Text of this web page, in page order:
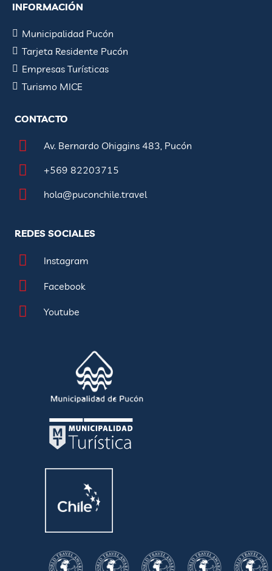
INFORMACIÓN
Municipalidad Pucón
Tarjeta Residente Pucón
Empresas Turísticas
Turismo MICE
CONTACTO
Av. Bernardo Ohiggins 483, Pucón
+569 82203715
hola@puconchile.travel
REDES SOCIALES
Instagram
Facebook
Youtube